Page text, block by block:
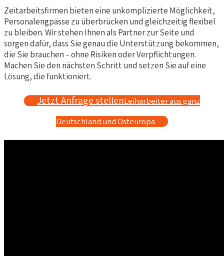
Zeitarbeitsfirmen bieten eine unkomplizierte Möglichkeit,
Personalengpässe zu überbrücken und gleichzeitig flexibel
zu bleiben. Wir stehen Ihnen als Partner zur Seite und
sorgen dafür, dass Sie genau die Unterstützung bekommen,
die Sie brauchen – ohne Risiken oder Verpflichtungen.
Machen Sie den nächsten Schritt und setzen Sie auf eine
Lösung, die funktioniert.
Jetzt Anfrage stellenLeiharbeiter aus ganz
Deutschland und Osteuropa